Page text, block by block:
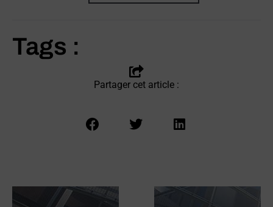
Tags :
Partager cet article :